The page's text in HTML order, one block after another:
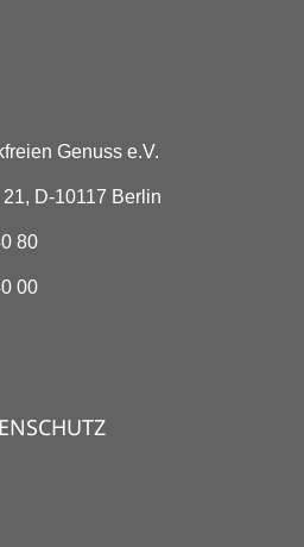
Genuss e.V.
D-10117 Berlin
80
00